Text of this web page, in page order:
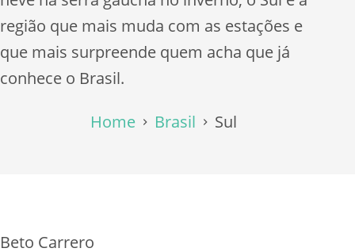
região que mais muda com as estações e
que mais surpreende quem acha que já
conhece o Brasil.
Home Brasil Sul
Beto Carrero